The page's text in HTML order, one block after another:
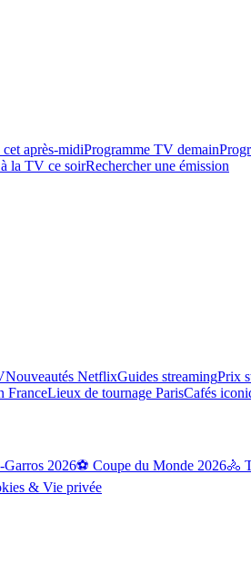
après-midiProgramme TV demain
la TV ce soirRechercher une émission
Nouveautés NetflixGuides streamingPrix
FranceLieux de tournage ParisCafés
Garros 2026⚽ Coupe du Monde 2026🚴
& Vie privée